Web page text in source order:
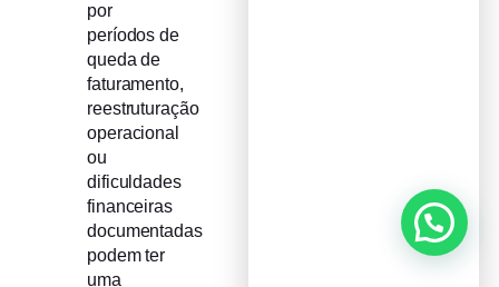
por
períodos de
queda de
faturamento,
reestruturação
operacional
ou
dificuldades
financeiras
documentadas
podem ter
uma